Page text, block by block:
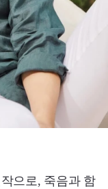
으로, 죽음과 함